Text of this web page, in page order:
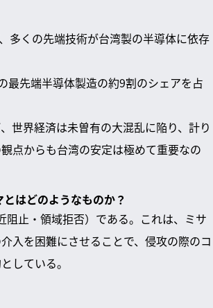
多くの先端技術が台湾製の半導体に依存
最先端半導体製造の約9割のシェアを占
世界経済は未曽有の大混乱に陥り、計り
点からも台湾の安定は極めて重要なの
はどのようなものか？
止・領域拒否）である。これは、ミサ
入を困難にさせることで、侵攻の際のコ
している。